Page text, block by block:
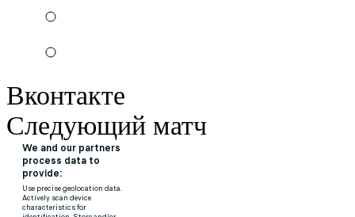
Вконтакте
Следующий матч